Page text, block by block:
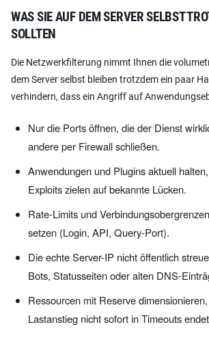
WAS SIE AUF DEM SERVER SELBST
SOLLTEN
Die Netzwerkfilterung nimmt Ihnen die
dem Server selbst bleiben trotzdem ein paar
verhindern, dass ein Angriff auf
Nur die Ports öffnen, die der Dienst
andere per Firewall schließen.
Anwendungen und Plugins aktuell
Exploits zielen auf bekannte Lücken.
Rate-Limits und
setzen (Login, API, Query-Port).
Die echte Server-IP nicht öffentlich
Bots, Statusseiten oder alten DNS-
Ressourcen mit Reserve
Lastanstieg nicht sofort in Timeouts